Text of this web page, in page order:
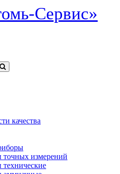
Cервис»
качества
измерений